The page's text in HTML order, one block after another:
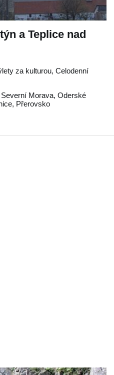
a Teplice nad
za kulturou, Celodenní
Severní Morava, Oderské
, Přerovsko